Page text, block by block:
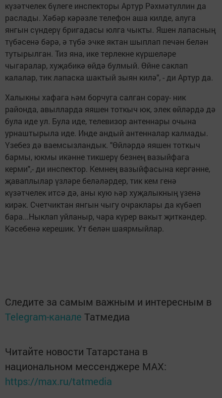
күзәтчелек бүлеге инспекторы Артур Рәхмәтуллин да
раслады. Хәбәр кәрәзле телефон аша килде, алуга
янгын сүндерү бригадасы юлга чыкты. Яшен лапасның
түбәсенә бәрә, ә түбә эчке яктан шыплап печән белән
тутырылган. Тиз яна, ике терлекне күршеләре
чыгаралар, хуҗабикә өйдә булмый. Өйне саклап
калалар, тик лапаска шактый зыян килә", - ди Артур да.
Халыкны хафага һәм борчуга салган сорау- ник
районда, авылларда яяшен тоткыч юк, элек өйләрдә дә
була иде ул. Була иде, телевизор антеннары очына
урнаштырыла иде. Инде андый антенналар калмады.
Үзебез дә ваемсызландык. "Өйләрдә яяшен тоткыч
бармы, юкмы икәнне тикшерү безнең вазыйфага
керми",- ди инспектор. Кемнең вазыйфасына кергәнне,
җаваплылар үзләре беләләрдер, тик кем генә
күзәтчелек итсә дә, аны кую һәр хуҗалыкның үзенә
кирәк. Счетчиктан янгын чыгу очраклары да күбәеп
бара...Ныклап уйланыр, чара күрер вакыт җиткәндер.
Кәсебенә керешик. Ут белән шаярмыйлар.
Следите за самым важным и интересным в
Telegram-канале Татмедиа
Читайте новости Татарстана в
национальном мессенджере MАХ:
https://max.ru/tatmedia